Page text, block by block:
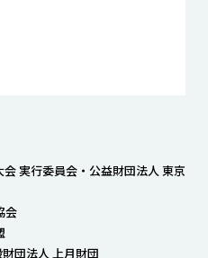
実行委員会・公益財団法人 東京
会
団法人 上月財団